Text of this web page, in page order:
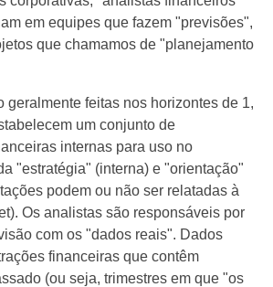
em equipes que fazem "previsões",
que chamamos de "planejamento
geralmente feitas nos horizontes de 1,
um conjunto de
internas para uso no
"estratégia" (interna) e "orientação"
podem ou não ser relatadas à
Os analistas são responsáveis ​​por
com os "dados reais". Dados
financeiras que contêm
(ou seja, trimestres em que "os